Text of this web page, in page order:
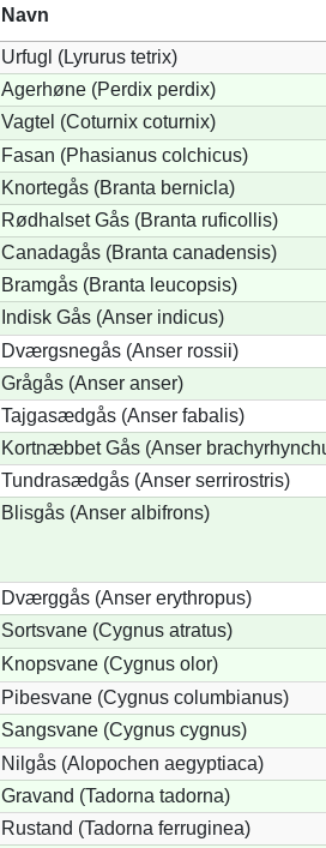
Navn
Urfugl (Lyrurus tetrix)
Agerhøne (Perdix perdix)
Vagtel (Coturnix coturnix)
Fasan (Phasianus colchicus)
Knortegås (Branta bernicla)
Rødhalset Gås (Branta ruficollis)
Canadagås (Branta canadensis)
Bramgås (Branta leucopsis)
Indisk Gås (Anser indicus)
Dværgsnegås (Anser rossii)
Grågås (Anser anser)
Tajgasædgås (Anser fabalis)
Kortnæbbet Gås (Anser
Tundrasædgås (Anser serrirostris)
Blisgås (Anser albifrons)
Dværggås (Anser erythropus)
Sortsvane (Cygnus atratus)
Knopsvane (Cygnus olor)
Pibesvane (Cygnus columbianus)
Sangsvane (Cygnus cygnus)
Nilgås (Alopochen aegyptiaca)
Gravand (Tadorna tadorna)
Rustand (Tadorna ferruginea)